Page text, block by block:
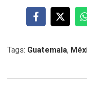
Tags: Guatemala,